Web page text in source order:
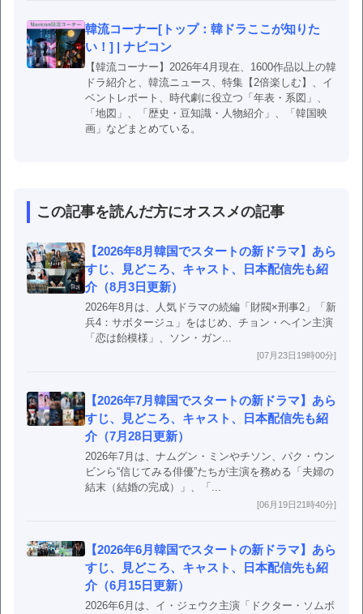
韓流コーナー[トップ：韓ドラここが知りた
い！] | ナビコン
【韓流コーナー】2026年4月現在、1600作品以上の韓
ドラ紹介と、韓流ニュース、特集【2倍楽しむ】、イ
ベントレポート、時代劇に役立つ「年表・系図」、
「地図」、「歴史・豆知識・人物紹介」、「韓国映
画」などまとめている。
この記事を読んだ方にオススメの記事
【2026年8月韓国でスタートの新ドラマ】あら
すじ、見どころ、キャスト、日本配信先も紹
介（8月3日更新）
2026年8月は、人気ドラマの続編「財閥×刑事2」「新
兵4：サボタージュ」をはじめ、チョン・ヘイン主演
「恋は飴模様」、ソン・ガン...
[07月23日19時00分]
【2026年7月韓国でスタートの新ドラマ】あら
すじ、見どころ、キャスト、日本配信先も紹
介（7月28日更新）
2026年7月は、ナムグン・ミンやチソン、パク・ウン
ビンら“信じてみる俳優”たちが主演を務める「夫婦の
結末（結婚の完成）」、「...
[06月19日21時40分]
【2026年6月韓国でスタートの新ドラマ】あら
すじ、見どころ、キャスト、日本配信先も紹
介（6月15日更新）
2026年6月は、イ・ジェウク主演「ドクター・ソムボ